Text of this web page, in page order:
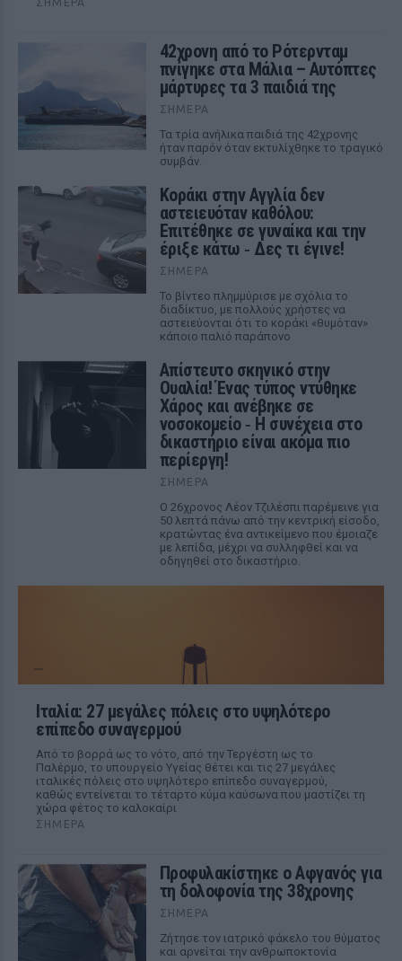
42χρονη από το Ρότερνταμ
πνίγηκε στα Μάλια – Αυτόπτες
μάρτυρες τα 3 παιδιά της
ΣΉΜΕΡΑ
Τα τρία ανήλικα παιδιά της 42χρονης
ήταν παρόν όταν εκτυλίχθηκε το τραγικό
συμβάν.
Kοράκι στην Αγγλία δεν
αστειευόταν καθόλου:
Επιτέθηκε σε γυναίκα και την
έριξε κάτω ‑ Δες τι έγινε!
ΣΉΜΕΡΑ
Το βίντεο πλημμύρισε με σχόλια το
διαδίκτυο, με πολλούς χρήστες να
αστειεύονται ότι το κοράκι «θυμόταν»
κάποιο παλιό παράπονο
Απίστευτο σκηνικό στην
Ουαλία! Ένας τύπος ντύθηκε
Χάρος και ανέβηκε σε
νοσοκομείο ‑ H συνέχεια στο
δικαστήριο είναι ακόμα πιο
περίεργη!
ΣΉΜΕΡΑ
Ο 26χρονος Λέον Τζιλέσπι παρέμεινε για
50 λεπτά πάνω από την κεντρική είσοδο,
κρατώντας ένα αντικείμενο που έμοιαζε
με λεπίδα, μέχρι να συλληφθεί και να
οδηγηθεί στο δικαστήριο.
Ιταλία: 27 μεγάλες πόλεις στο υψηλότερο
επίπεδο συναγερμού
Από το βορρά ως το νότο, από την Τεργέστη ως το
Παλέρμο, το υπουργείο Υγείας θέτει και τις 27 μεγάλες
ιταλικές πόλεις στο υψηλότερο επίπεδο συναγερμού,
καθώς εντείνεται το τέταρτο κύμα καύσωνα που μαστίζει τη
χώρα φέτος το καλοκαίρι
ΣΉΜΕΡΑ
Προφυλακίστηκε ο Αφγανός για
τη δολοφονία της 38χρονης
ΣΉΜΕΡΑ
Ζήτησε τον ιατρικό φάκελο του θύματος
και αρνείται την ανθρωποκτονία